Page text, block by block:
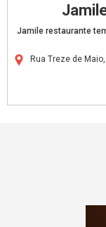
Jamile restaurante
Rua Treze de